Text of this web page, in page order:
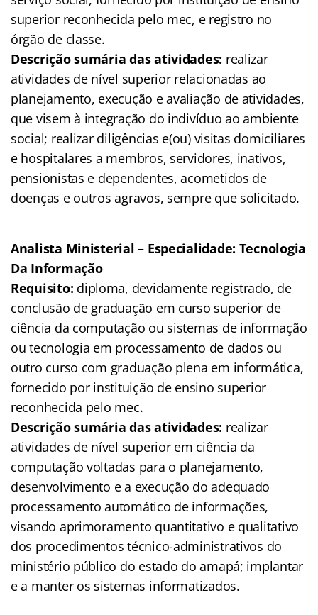
superior reconhecida pelo mec, e registro no
órgão de classe.
Descrição sumária das atividades: realizar
atividades de nível superior relacionadas ao
planejamento, execução e avaliação de atividades,
que visem à integração do indivíduo ao ambiente
social; realizar diligências e(ou) visitas domiciliares
e hospitalares a membros, servidores, inativos,
pensionistas e dependentes, acometidos de
doenças e outros agravos, sempre que solicitado.
Analista Ministerial – Especialidade: Tecnologia
Da Informação
Requisito: diploma, devidamente registrado, de
conclusão de graduação em curso superior de
ciência da computação ou sistemas de informação
ou tecnologia em processamento de dados ou
outro curso com graduação plena em informática,
fornecido por instituição de ensino superior
reconhecida pelo mec.
Descrição sumária das atividades: realizar
atividades de nível superior em ciência da
computação voltadas para o planejamento,
desenvolvimento e a execução do adequado
processamento automático de informações,
visando aprimoramento quantitativo e qualitativo
dos procedimentos técnico-administrativos do
ministério público do estado do amapá; implantar
e a manter os sistemas informatizados.